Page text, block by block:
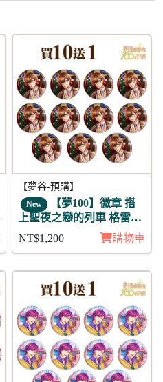
【夢谷-預購】
New 【夢100】徽章 搭
上聖夜之戀的列車 格雷亞
姆 11入
NT$1,200 購物車